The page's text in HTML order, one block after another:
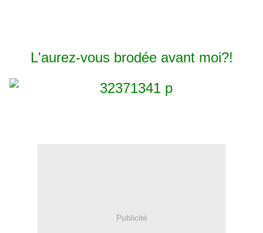
L'aurez-vous brodée avant moi?!
Publicité